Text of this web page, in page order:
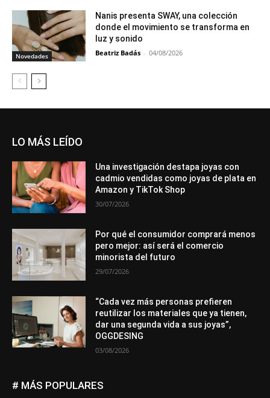
Novedades
Nanis presenta SWAY, una colección
donde el movimiento se transforma en
luz y sonido
Beatriz Badás - 04/08/2026
LO MÁS LEÍDO
Una investigación destapa joyas con
cadmio vendidas como joyas de plata en
Amazon y TikTok Shop
30/07/2026
Por qué el consumidor comprará menos
pero mejor: así será el comercio
minorista del futuro
29/07/2026
“Cada vez más personas prefieren
reutilizar los materiales que ya tienen,
dar una segunda vida a sus joyas”,
OGGDESING
03/08/2026
# MÁS POPULARES